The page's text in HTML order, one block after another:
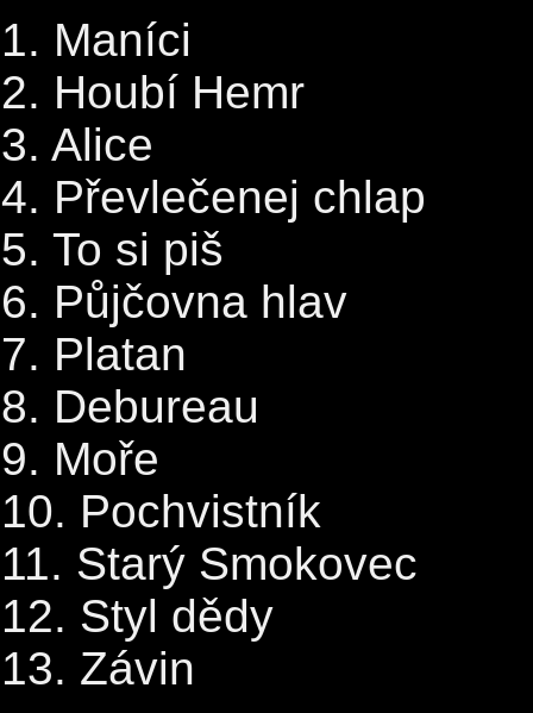
1. Maníci
2. Houbí Hemr
3. Alice
4. Převlečenej chlap
5. To si piš
6. Půjčovna hlav
7. Platan
8. Debureau
9. Moře
10. Pochvistník
11. Starý Smokovec
12. Styl dědy
13. Závin